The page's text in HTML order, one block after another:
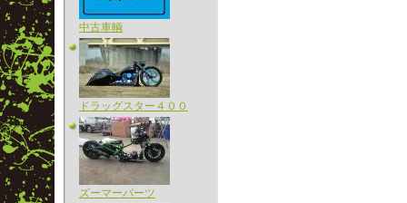
中古車輌
ドラッグスター４００
ズーマーパーツ